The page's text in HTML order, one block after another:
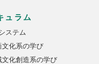
ュラム
ステム
文化系の学び
文化創造系の学び